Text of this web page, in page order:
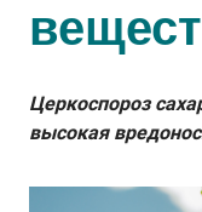
Церкоспороз
высокая